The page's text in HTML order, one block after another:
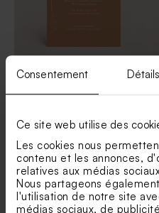
Consentement Détails
Ce site web utilise des
Les cookies nous
contenu et les annonces,
relatives aux médias
Nous partageons
l'utilisation de notre site
médias sociaux, de
Bougie en verre mariage et
Menu mariage format haut
arrondi